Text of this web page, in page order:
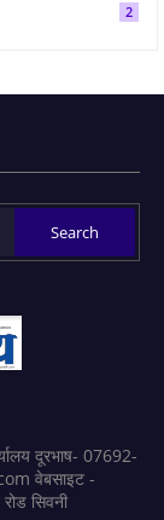
2
दूरभाष- 07692-
वेबसाइट -
सिवनी